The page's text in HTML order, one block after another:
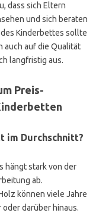
dass sich Eltern
und sich beraten
Kinderbettes sollte
auch auf die Qualität
langfristig aus.
Preis-
im Durchschnitt?
hängt stark von der
ab.
können viele Jahre
darüber hinaus.